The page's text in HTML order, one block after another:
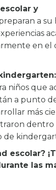
y
a su
en el
niños que
a punto
más
de
escolar?
las